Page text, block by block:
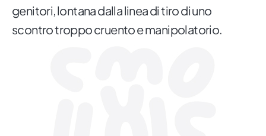
genitori, lontana dalla linea di tiro di uno
scontro troppo cruento e manipolatorio.